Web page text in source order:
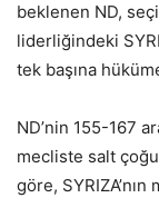
beklenen ND,
liderliğindeki
tek başına
ND’nin 155-167
mecliste salt
göre,